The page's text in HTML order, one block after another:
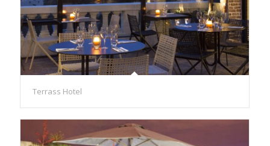
Terrass Hotel